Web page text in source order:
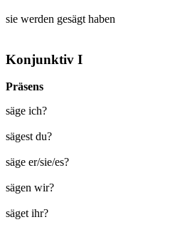
sie werden gesägt haben
Konjunktiv I
Präsens
säge ich?
sägest du?
säge er/sie/es?
sägen wir?
säget ihr?